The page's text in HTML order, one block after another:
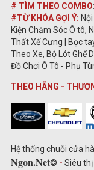
# TÌM THEO COMBO:
#TỪ KHÓA GỢI Ý:
Kiện Chăm Sóc Ô tô,
Thất Xế Cưng | Bọc
Theo Xe, Bộ Lót Ghế
Đồ Chơi Ô Tô - Phụ
THEO HÃNG -
Hệ thống chuỗi cửa
Ngon.Net© - Siêu